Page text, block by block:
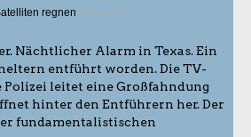
regnen © Warner
Nächtlicher Alarm in Texas. Ein
entführt worden. Die TV-
leitet eine Großfahndung
hinter den Entführern her. Der
fundamentalistischen